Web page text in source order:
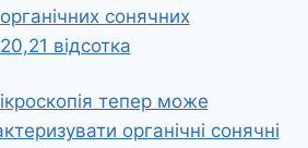
сонячних
відсотка
тепер може
органічні сонячні